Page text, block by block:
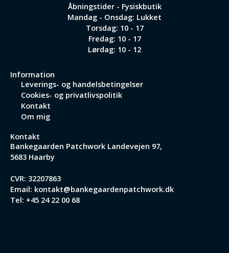
Åbningstider - Fysiskbutik
Mandag - Onsdag: Lukket
Torsdag: 10 - 17
Fredag: 10 - 17
Lørdag: 10 - 12
Information
Leverings- og handelsbetingelser
Cookies- og privatlivspolitik
Kontakt
Om mig
Kontakt
Bankegaarden Patchwork Landevejen 97,
5683 Haarby
CVR: 32207863
Email: kontakt@bankegaardenpatchwork.dk
Tel: +45 24 22 00 68